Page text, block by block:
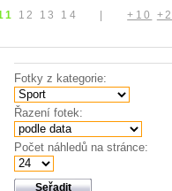
12 13 14 +10
Fotky z kategorie:
Řazení fotek:
Počet náhledů na stránce: